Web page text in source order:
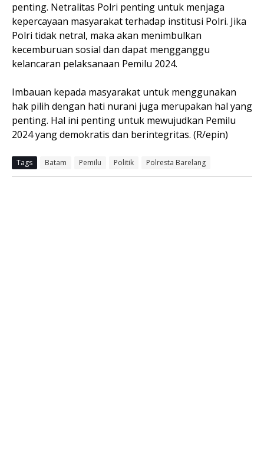
penting. Netralitas Polri penting untuk menjaga
kepercayaan masyarakat terhadap institusi Polri. Jika
Polri tidak netral, maka akan menimbulkan
kecemburuan sosial dan dapat mengganggu
kelancaran pelaksanaan Pemilu 2024.
Imbauan kepada masyarakat untuk menggunakan
hak pilih dengan hati nurani juga merupakan hal yang
penting. Hal ini penting untuk mewujudkan Pemilu
2024 yang demokratis dan berintegritas. (R/epin)
Tags Batam Pemilu Politik Polresta Barelang